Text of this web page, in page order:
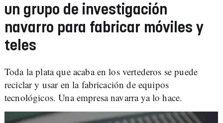
un grupo de investigación
navarro para fabricar móviles y
teles
Toda la plata que acaba en los vertederos se puede
reciclar y usar en la fabricación de equipos
tecnológicos. Una empresa navarra ya lo hace.